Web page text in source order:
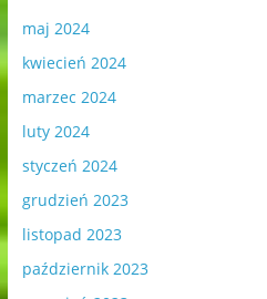
maj 2024
kwiecień 2024
marzec 2024
luty 2024
styczeń 2024
grudzień 2023
listopad 2023
październik 2023